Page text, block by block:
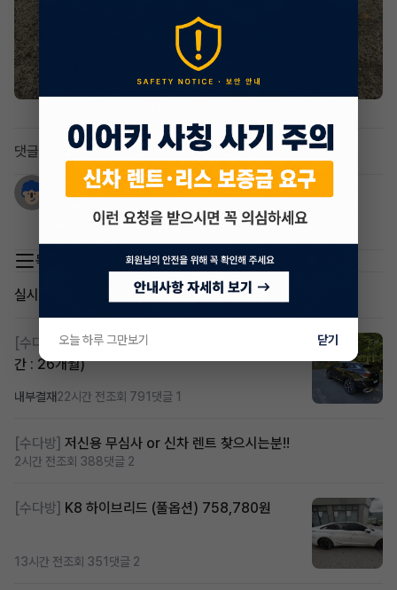
댓글 1
1년 전
아반떼 하브 어떠신가요?
목록 이동
실시간 인기글
[수다방] 스포티지하이브리드 승계합니다(잔여렌트기
간 : 26개월)
내부결재22시간 전조회 791 댓글 1
[수다방] 저신용 무심사 or 신차 렌트 찾으시는분!!
2시간 전조회 388댓글 2
[수다방] K8 하이브리드 (풀옵션) 758,780원
13시간 전조회 351 댓글 2
오늘 하루 그만보기 닫기